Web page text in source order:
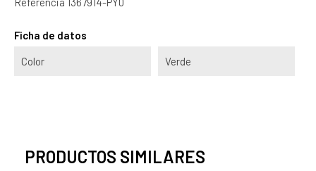
Ficha de datos
Color Verde
PRODUCTOS SIMILARES